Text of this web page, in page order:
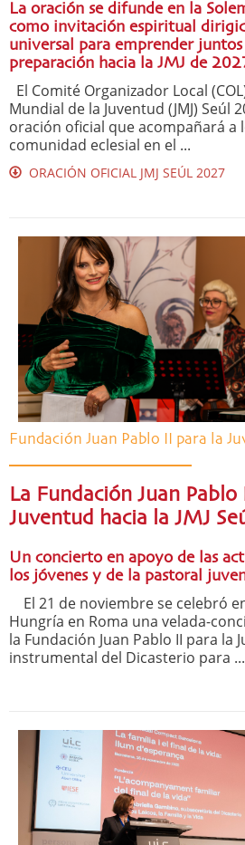
La oración se difunde en la
como invitación espiritual
universal para emprender
preparación hacia la JMJ de
El Comité Organizador Local
Mundial de la Juventud (JMJ) Seúl
oración oficial que acompañará a
comunidad eclesial en el ...
ORACIÓN OFICIAL JMJ SEÚL 2027
Fundación Juan Pablo II para la
La Fundación Juan Pablo
Juventud hacia la JMJ
Un concierto en apoyo de las
los jóvenes y de la pastoral
El 21 de noviembre se celebró
Hungría en Roma una velada-
la Fundación Juan Pablo II para la
instrumental del Dicasterio para ...